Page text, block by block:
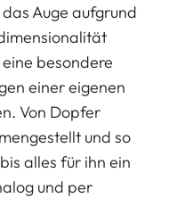
Auge aufgrund
besondere
einer eigenen
Von Dopfer
und so
alles für ihn ein
und per